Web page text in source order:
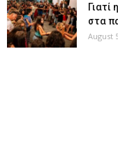
στα
August